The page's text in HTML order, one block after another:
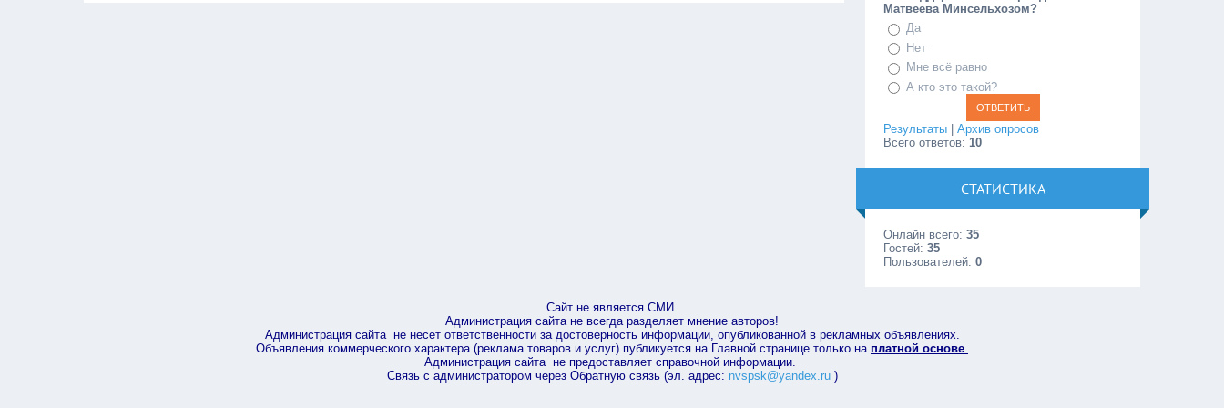
Матвеева Минсельхозом?
Да
Нет
Мне всё равно
А кто это такой?
Результаты |Архив опросов
Всего ответов:10
СТАТИСТИКА
Онлайн всего:35
Гостей:35
Пользователей:0
Сайт не является СМИ.
Администрация сайта не всегда разделяет мнение авторов!
Администрация сайта не несет ответственности за достоверность информации, опубликованной в рекламных объявлениях.
Объявления коммерческого характера (реклама товаров и услуг) публикуется на Главной странице только на платной основе
Администрация сайта не предоставляет справочной информации.
Связь с администратором через Обратную связь (эл. адрес: nvspsk@yandex.ru)